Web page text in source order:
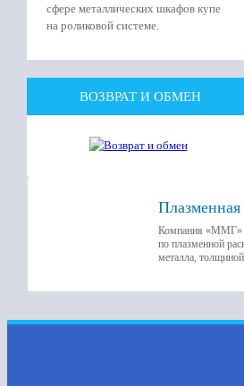
сфере металлических шкафов купе
на роликовой системе.
ВОЗВРАТ И ОБМЕН
Плазменная
Компания «ММГ»
по плазменной
металла,